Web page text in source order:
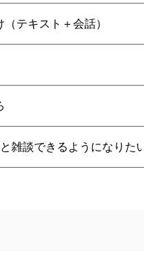
テキスト＋会話）
雑談できるようになりた